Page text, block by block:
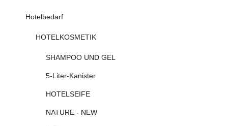
Hotelbedarf
HOTELKOSMETIK
SHAMPOO UND GEL
5-Liter-Kanister
HOTELSEIFE
NATURE - NEW